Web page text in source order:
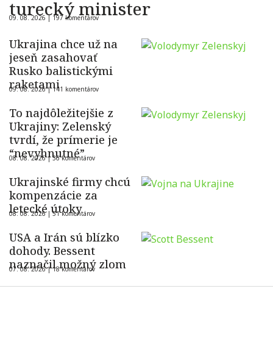
turecký minister
09. 08. 2026 | 197 komentárov
Ukrajina chce už na
jeseň zasahovať
Rusko balistickými
raketami
09. 08. 2026 |141 komentárov
To najdôležitejšie z
Ukrajiny: Zelenský
tvrdí, že prímerie je
“nevyhnutné”
08. 08. 2026 |36 komentárov
Ukrajinské firmy chcú
kompenzácie za
letecké útoky
08. 08. 2026 |51 komentárov
USA a Irán sú blízko
dohody. Bessent
naznačil možný zlom
07. 08. 2026 |18 komentárov